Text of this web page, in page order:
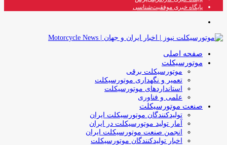
پایگاه خبری موفقیت‌شناسی
صفحه اصلی
موتورسیکلت
موتورسیکلت برقی
تعمیر و نگهداری موتورسیکلت
استانداردهای موتورسیکلت
علمی و فناوری
صنعت موتورسیکلت
تولیدکنندگان موتورسیکلت ایران
آمار تولید موتورسیکلت در ایران
انجمن صنعت موتورسیکلت ایران
اخبار تولیدکنندگان موتورسیکلت